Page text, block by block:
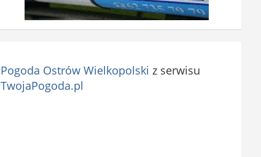
Pogoda Ostrów Wielkopolski z serwisu
TwojaPogoda.pl